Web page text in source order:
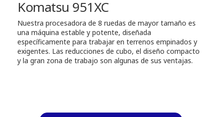
Komatsu 951XC
Nuestra procesadora de 8 ruedas de mayor tamaño es
una máquina estable y potente, diseñada
específicamente para trabajar en terrenos empinados y
exigentes. Las reducciones de cubo, el diseño compacto
y la gran zona de trabajo son algunas de sus ventajas.